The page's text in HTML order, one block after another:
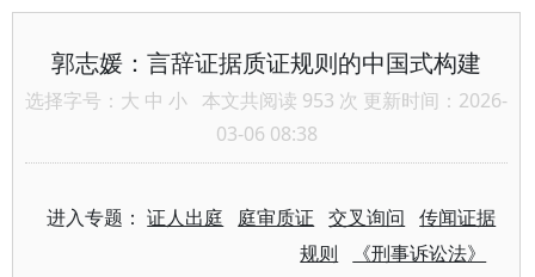
郭志媛：言辞证据质证规则的中国式构建
选择字号： 大 中 小 本文共阅读 953 次 更新时间：2026-
03-06 08:38
进入专题：证人出庭 庭审质证 交叉询问
传闻证据
规则
《刑事诉讼法》